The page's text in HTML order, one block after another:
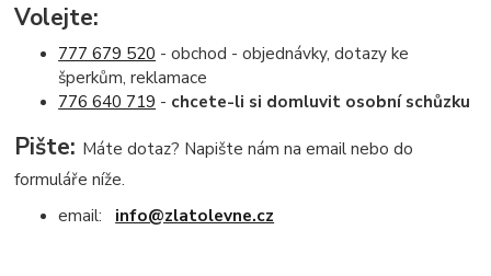
Volejte:
777 679 520 - obchod - objednávky, dotazy ke
šperkům, reklamace
776 640 719 - chcete-li si domluvit osobní schůzku
Pište: Máte dotaz? Napište nám na email nebo do
formuláře níže.
email:
info@zlatolevne.cz